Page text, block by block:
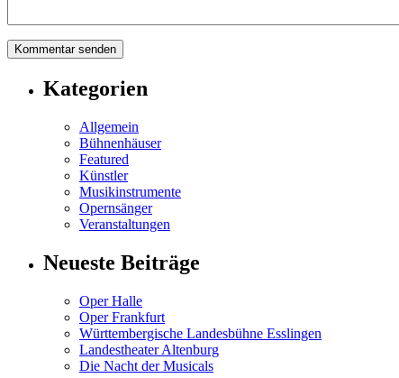
Kategorien
Allgemein
Bühnenhäuser
Featured
Künstler
Musikinstrumente
Opernsänger
Veranstaltungen
Neueste Beiträge
Oper Halle
Oper Frankfurt
Württembergische Landesbühne Esslingen
Landestheater Altenburg
Die Nacht der Musicals